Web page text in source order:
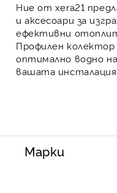
Ние от xera21
и аксесоари за
ефективни
Профилен
оптимално водно
вашата инсталация.
Марки